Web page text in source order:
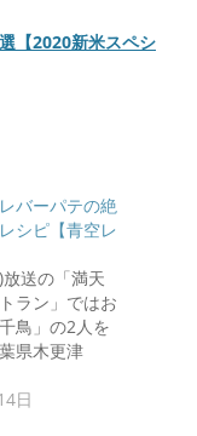
【2020新米スペシ
バーパテの絶
シピ【青空レ
送の「満天
ラン」ではお
鳥」の2人を
県木更津
日